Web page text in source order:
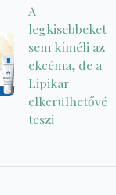
A
legkisebbeket
sem kíméli az
ekcéma, de a
Lipikar
elkerülhetővé
teszi